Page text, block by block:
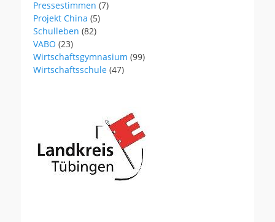
Pressestimmen (7)
Projekt China (5)
Schulleben (82)
VABO (23)
Wirtschaftsgymnasium (99)
Wirtschaftsschule (47)